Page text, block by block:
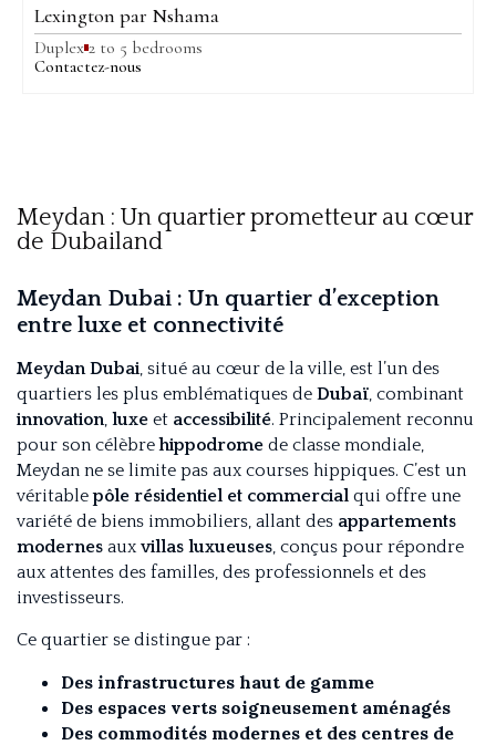
Lexington par Nshama
Duplex 2 to 5 bedrooms
Contactez-nous
Meydan : Un quartier prometteur au cœur
de Dubailand
Meydan Dubai : Un quartier d’exception
entre luxe et connectivité
Meydan Dubai, situé au cœur de la ville, est l’un des
quartiers les plus emblématiques de Dubaï, combinant
innovation, luxe et accessibilité. Principalement reconnu
pour son célèbrehippodrome de classe mondiale,
Meydan ne se limite pas aux courses hippiques. C’est un
véritablepôle résidentiel et commercial qui offre une
variété de biens immobiliers, allant des appartements
modernes aux villas luxueuses, conçus pour répondre
aux attentes des familles, des professionnels et des
investisseurs.
Ce quartier se distingue par :
Des infrastructures haut de gamme
Des espaces verts soigneusement aménagés
Des commodités modernes et des centres de